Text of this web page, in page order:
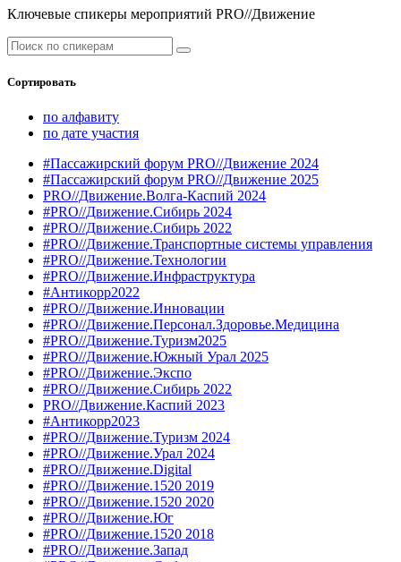
Ключевые спикеры мероприятий PRO//Движение
Сортировать
по алфавиту
по дате участия
#Пассажирский форум PRO//Движение 2024
#Пассажирский форум PRO//Движение 2025
PRO//Движение.Волга-Каспий 2024
#PRO//Движение.Сибирь 2024
#PRO//Движение.Сибирь 2022
#PRO//Движение.Транспортные системы управления
#PRO//Движение.Технологии
#PRO//Движение.Инфраструктура
#Антикорр2022
#PRO//Движение.Инновации
#PRO//Движение.Персонал.Здоровье.Медицина
#PRO//Движение.Туризм2025
#PRO//Движение.Южный Урал 2025
#PRO//Движение.Экспо
#PRO//Движение.Сибирь 2022
PRO//Движение.Каспий 2023
#Антикорр2023
#PRO//Движение.Туризм 2024
#PRO//Движение.Урал 2024
#PRO//Движение.Digital
#PRO//Движение.1520 2019
#PRO//Движение.1520 2020
#PRO//Движение.Юг
#PRO//Движение.1520 2018
#PRO//Движение.Запад